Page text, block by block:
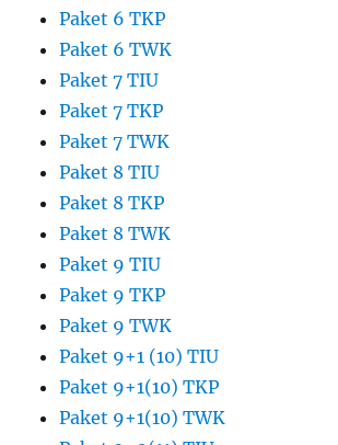
Paket 6 TKP
Paket 6 TWK
Paket 7 TIU
Paket 7 TKP
Paket 7 TWK
Paket 8 TIU
Paket 8 TKP
Paket 8 TWK
Paket 9 TIU
Paket 9 TKP
Paket 9 TWK
Paket 9+1 (10) TIU
Paket 9+1(10) TKP
Paket 9+1(10) TWK